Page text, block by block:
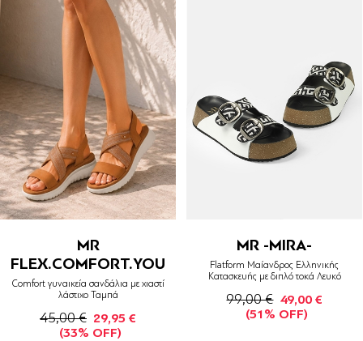
MR
FLEX.COMFORT.YOU
Comfort γυναικεία σανδάλια με χιαστί
λάστιχο Ταμπά
45,00 € 29,95 €
(33% OFF)
MR -MIRA-
Flatform Μαίανδρος Ελληνικής
Κατασκευής με διπλό τοκά Λευκό
99,00 € 49,00 €
(51% OFF)